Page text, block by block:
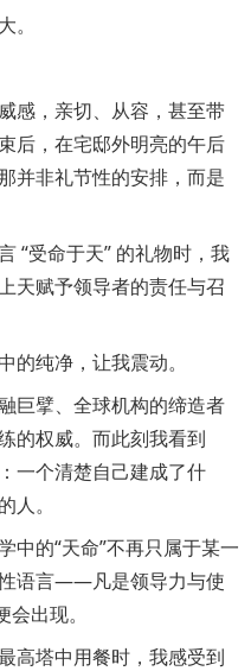
。
感，亲切、从容，甚至带
后，在宅邸外明亮的午后
并非礼节性的安排，而是
“受命于天” 的礼物时，我
赋予领导者的责任与召
的纯净，让我震动。
巨擘、全球机构的缔造者
权威。而此刻我看到
一个清楚自己建成了什
人。
中的“天命”不再只属于某一
语言——凡是领导力与使
出现。
高塔中用餐时，我感受到